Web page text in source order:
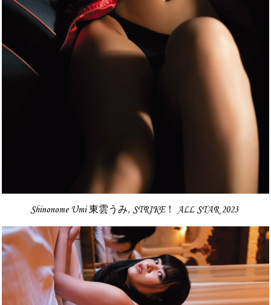
Shinonome Umi 東雲うみ, STRIKE！ ALL STAR 2023